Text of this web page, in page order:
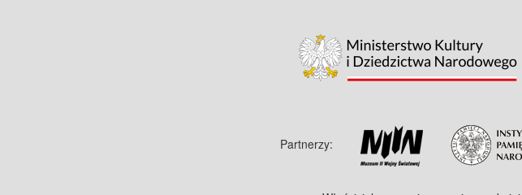
Partnerzy: